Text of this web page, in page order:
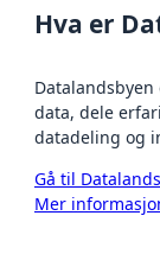
Hva er
data, dele
datadeling og
Gå til
Mer